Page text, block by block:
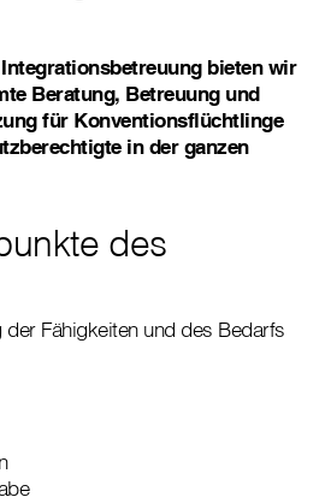
bieten wir
Beratung, Betreuung und
für Konventionsflüchtlinge
in der ganzen
des
Fähigkeiten und des Bedarfs